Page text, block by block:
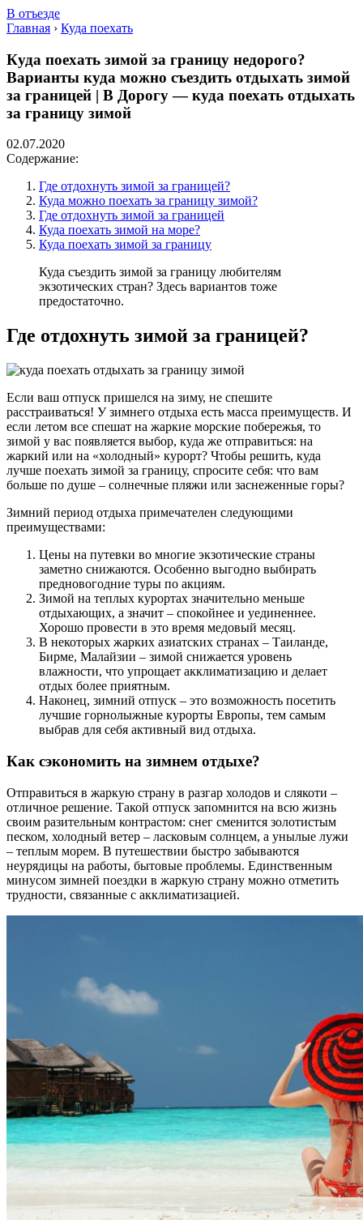
В отъезде
Главная › Куда поехать
Куда поехать зимой за границу недорого?
Варианты куда можно съездить отдыхать зимой
за границей | В Дорогу — куда поехать отдыхать
за границу зимой
02.07.2020
Содержание:
Где отдохнуть зимой за границей?
Куда можно поехать за границу зимой?
Где отдохнуть зимой за границей
Куда поехать зимой на море?
Куда поехать зимой за границу
Куда съездить зимой за границу любителям
экзотических стран? Здесь вариантов тоже
предостаточно.
Где отдохнуть зимой за границей?
Если ваш отпуск пришелся на зиму, не спешите
расстраиваться! У зимнего отдыха есть масса преимуществ. И
если летом все спешат на жаркие морские побережья, то
зимой у вас появляется выбор, куда же отправиться: на
жаркий или на «холодный» курорт? Чтобы решить, куда
лучше поехать зимой за границу, спросите себя: что вам
больше по душе – солнечные пляжи или заснеженные горы?
Зимний период отдыха примечателен следующими
преимуществами:
Цены на путевки во многие экзотические страны
заметно снижаются. Особенно выгодно выбирать
предновогодние туры по акциям.
Зимой на теплых курортах значительно меньше
отдыхающих, а значит – спокойнее и уединеннее.
Хорошо провести в это время медовый месяц.
В некоторых жарких азиатских странах – Таиланде,
Бирме, Малайзии – зимой снижается уровень
влажности, что упрощает акклиматизацию и делает
отдых более приятным.
Наконец, зимний отпуск – это возможность посетить
лучшие горнолыжные курорты Европы, тем самым
выбрав для себя активный вид отдыха.
Как сэкономить на зимнем отдыхе?
Отправиться в жаркую страну в разгар холодов и слякоти –
отличное решение. Такой отпуск запомнится на всю жизнь
своим разительным контрастом: снег сменится золотистым
песком, холодный ветер – ласковым солнцем, а унылые лужи
– теплым морем. В путешествии быстро забываются
неурядицы на работы, бытовые проблемы. Единственным
минусом зимней поездки в жаркую страну можно отметить
трудности, связанные с акклиматизацией.